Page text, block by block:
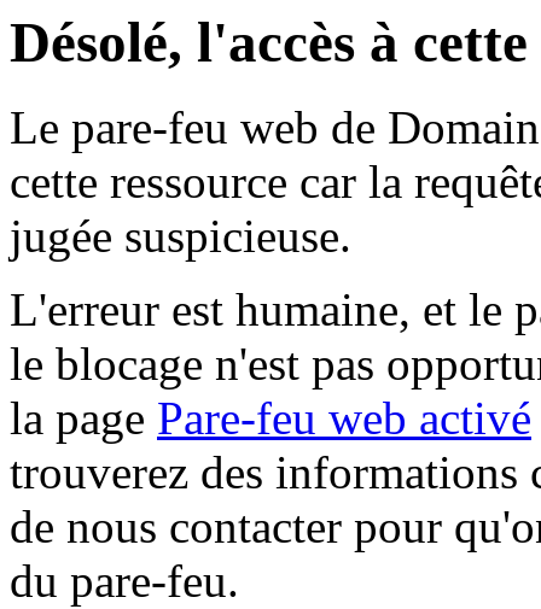
Désolé, l'accès à
Le pare-feu web de
cette ressource car la
jugée suspicieuse.
L'erreur est humaine, et le
le blocage n'est pas
la page Pare-feu web activé
trouverez des informations
de nous contacter pour
du pare-feu.